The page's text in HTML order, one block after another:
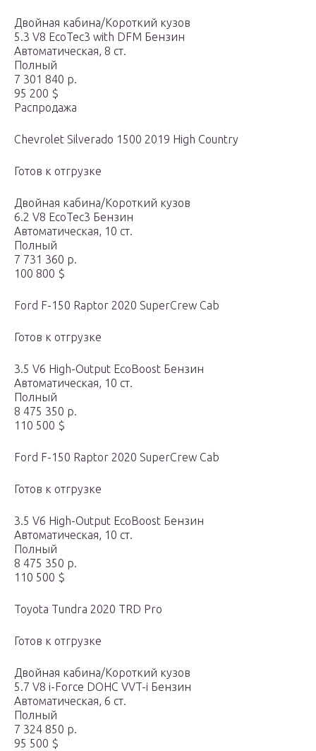
Двойная кабина/Короткий кузов
5.3 V8 EcoTec3 with DFM Бензин
Автоматическая, 8 ст.
Полный
7 301 840 р.
95 200 $
Распродажа
Chevrolet Silverado 1500 2019 High Country
Готов к отгрузке
Двойная кабина/Короткий кузов
6.2 V8 EcoTec3 Бензин
Автоматическая, 10 ст.
Полный
7 731 360 р.
100 800 $
Ford F-150 Raptor 2020 SuperCrew Cab
Готов к отгрузке
3.5 V6 High-Output EcoBoost Бензин
Автоматическая, 10 ст.
Полный
8 475 350 р.
110 500 $
Ford F-150 Raptor 2020 SuperCrew Cab
Готов к отгрузке
3.5 V6 High-Output EcoBoost Бензин
Автоматическая, 10 ст.
Полный
8 475 350 р.
110 500 $
Toyota Tundra 2020 TRD Pro
Готов к отгрузке
Двойная кабина/Короткий кузов
5.7 V8 i-Force DOHC VVT-i Бензин
Автоматическая, 6 ст.
Полный
7 324 850 р.
95 500 $